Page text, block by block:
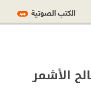
الأشمر
الكتب الصوتية جديد